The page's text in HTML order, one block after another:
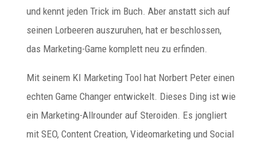
und kennt jeden Trick im Buch. Aber anstatt sich auf
seinen Lorbeeren auszuruhen, hat er beschlossen,
das Marketing-Game komplett neu zu erfinden.
Mit seinem KI Marketing Tool hat Norbert Peter einen
echten Game Changer entwickelt. Dieses Ding ist wie
ein Marketing-Allrounder auf Steroiden. Es jongliert
mit SEO, Content Creation, Videomarketing und Social